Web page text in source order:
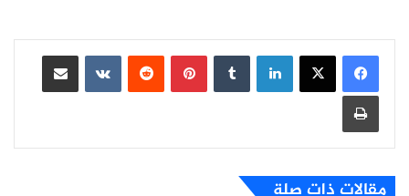
لينكدإن بينتيريست
مشاركة عبر البريد
طباعة
مقالات ذات صلة